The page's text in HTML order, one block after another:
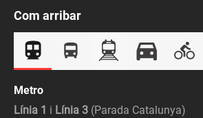
Com arribar
Metro
Línia 1 i Línia 3 (Parada Catalunya)